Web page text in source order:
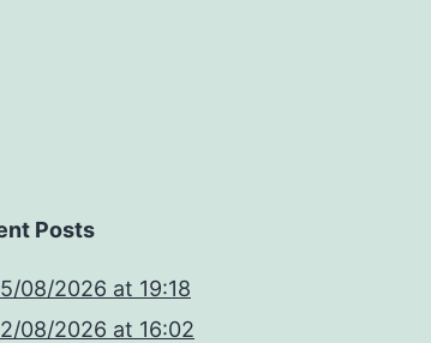
Posts
08/2026 at 19:18
08/2026 at 16:02